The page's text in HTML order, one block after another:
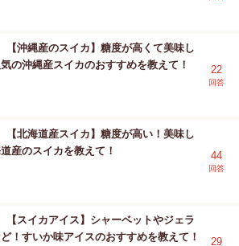
【沖縄産のスイカ】糖度が高くて美味し
の沖縄産スイカのおすすめを教えて！
22
回答
【北海道産スイカ】糖度が高い！美味し
産のスイカを教えて！
44
回答
【スイカアイス】シャーベットやジェラ
！すいか味アイスのおすすめを教えて！
29